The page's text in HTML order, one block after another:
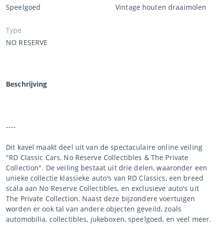
Speelgoed
Vintage houten draaimolen
Type
NO RESERVE
Beschrijving
----
Dit kavel maakt deel uit van de spectaculaire online veiling
"RD Classic Cars, No Reserve Collectibles & The Private
Collection". De veiling bestaat uit drie delen, waaronder een
unieke collectie klassieke auto's van RD Classics, een breed
scala aan No Reserve Collectibles, en exclusieve auto's uit
The Private Collection. Naast deze bijzondere voertuigen
worden er ook tal van andere objecten geveild, zoals
automobilia, collectibles, jukeboxen, speelgoed, en veel meer.